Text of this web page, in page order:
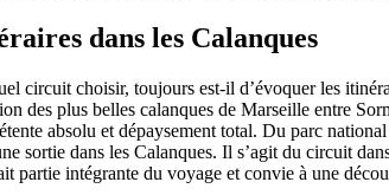
dans les Calanques
circuit choisir, toujours est-il d’évoquer les
des plus belles calanques de Marseille entre
absolu et dépaysement total. Du parc
sortie dans les Calanques. Il s’agit du circuit
partie intégrante du voyage et convie à une